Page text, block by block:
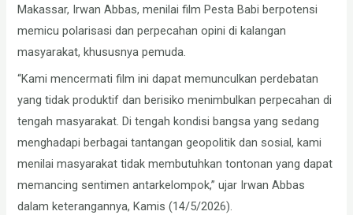
Makassar, Irwan Abbas, menilai film Pesta Babi berpotensi
memicu polarisasi dan perpecahan opini di kalangan
masyarakat, khususnya pemuda.
“Kami mencermati film ini dapat memunculkan perdebatan
yang tidak produktif dan berisiko menimbulkan perpecahan di
tengah masyarakat. Di tengah kondisi bangsa yang sedang
menghadapi berbagai tantangan geopolitik dan sosial, kami
menilai masyarakat tidak membutuhkan tontonan yang dapat
memancing sentimen antarkelompok,” ujar Irwan Abbas
dalam keterangannya, Kamis (14/5/2026).